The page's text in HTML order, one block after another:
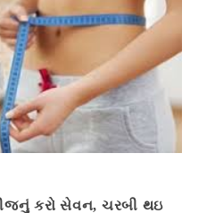
કરો સેવન, ચરબી થઇ